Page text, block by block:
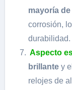
mayoría
corrosión,
durabilidad.
Aspecto
brillante y
relojes de